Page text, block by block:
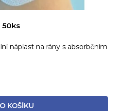
50ks
KOŠÍKU
náplast na rány s absorbčním